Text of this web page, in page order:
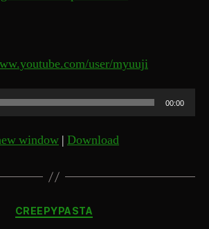
user/myuuji
00:00
window | Download
Kategorien
CREEPYPASTA